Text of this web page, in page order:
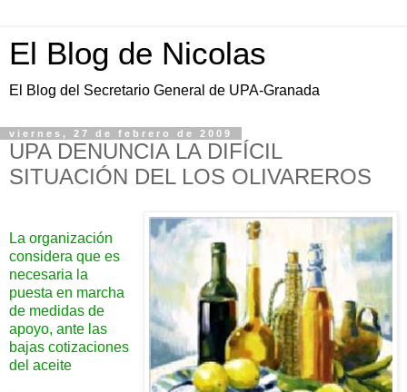
El Blog de Nicolas
El Blog del Secretario General de UPA-Granada
viernes, 27 de febrero de 2009
UPA DENUNCIA LA DIFÍCIL
SITUACIÓN DEL LOS OLIVAREROS
La organización
considera que es
necesaria la
puesta en marcha
de medidas de
apoyo, ante las
bajas cotizaciones
del aceite